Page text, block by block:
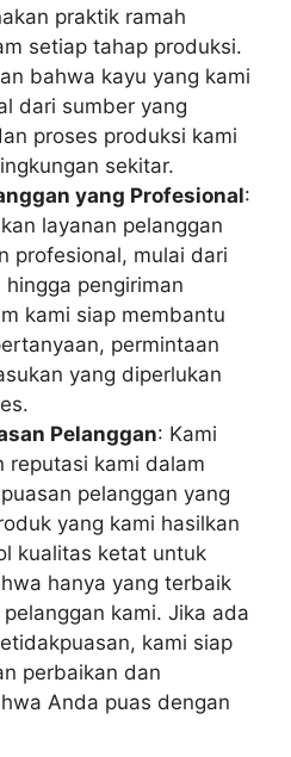
praktik ramah
setiap tahap produksi.
bahwa kayu yang kami
dari sumber yang
proses produksi kami
sekitar.
yang Profesional:
layanan pelanggan
profesional, mulai dari
pengiriman
kami siap membantu
permintaan
yang diperlukan
Pelanggan: Kami
reputasi kami dalam
pelanggan yang
yang kami hasilkan
kualitas ketat untuk
hanya yang terbaik
kami. Jika ada
kami siap
perbaikan dan
Anda puas dengan